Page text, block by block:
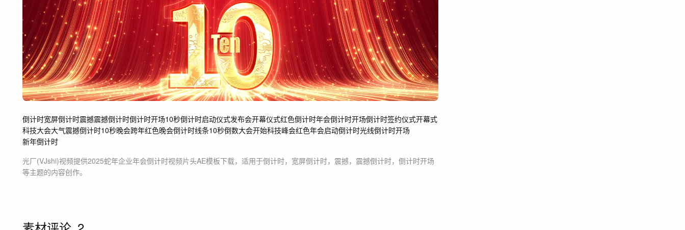
倒计时宽屏倒计时震撼震撼倒计时倒计时开场10秒倒计时启动仪式发布会开幕仪式红色倒计时年会倒计时开场倒计时签约仪式开幕式
科技大会大气震撼倒计时10秒晚会跨年红色晚会倒计时线条10秒倒数大会开始科技峰会红色年会启动倒计时光线倒计时开场
新年倒计时
光厂(VJshi)视频提供2025蛇年企业年会倒计时视频片头AE模板下载，适用于倒计时，宽屏倒计时，震撼，震撼倒计时，倒计时开场
等主题的内容创作。